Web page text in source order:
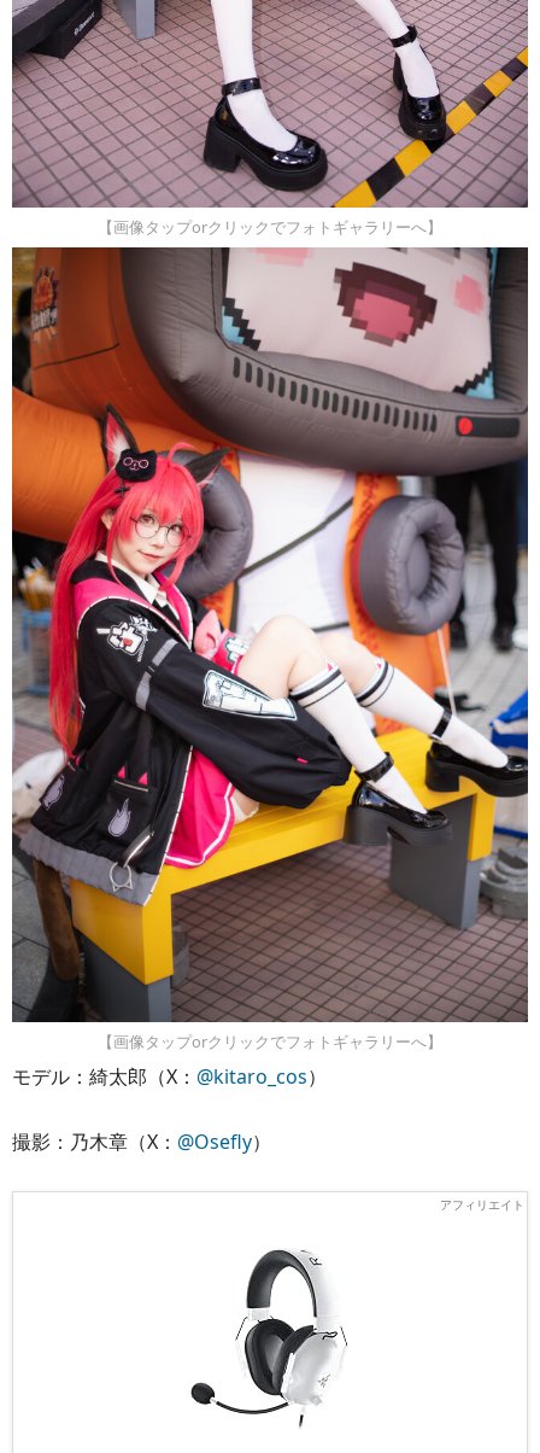
【画像タップorクリックでフォトギャラリーへ】
【画像タップorクリックでフォトギャラリーへ】
モデル：綺太郎（X： @kitaro_cos）
撮影：乃木章（X： @Osefly）